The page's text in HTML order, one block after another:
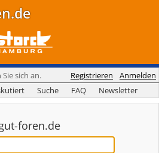
Registrieren Anmelden
sich an.
Suche FAQ Newsletter
foren.de